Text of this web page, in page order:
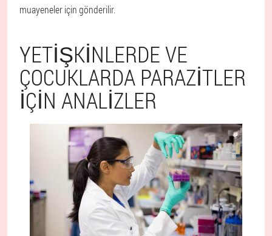
muayeneler için gönderilir.
YETIŞKINLERDE VE
ÇOCUKLARDA PARAZITLER
IÇIN ANALIZLER